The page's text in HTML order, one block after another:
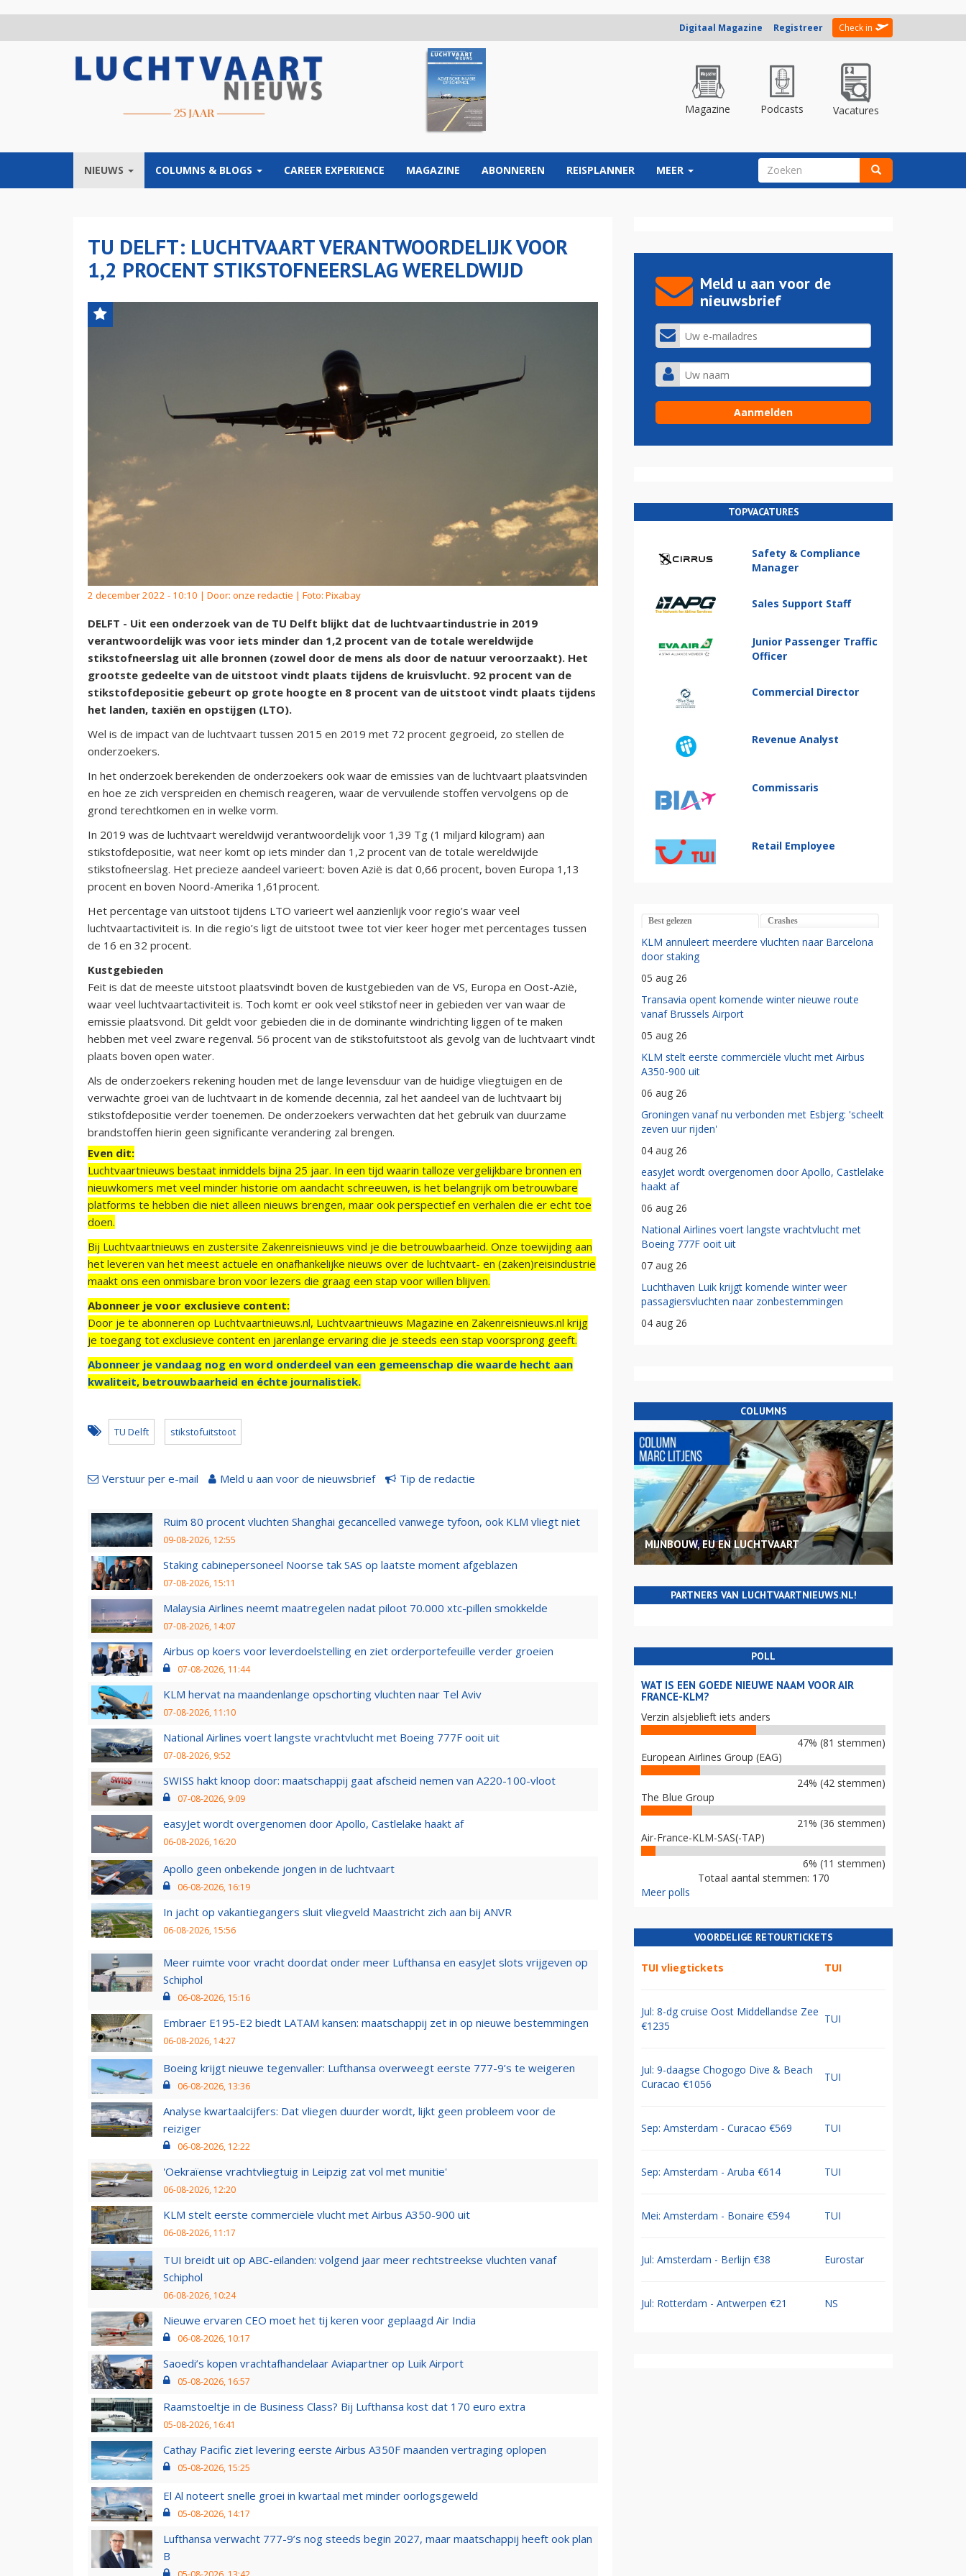
Digitaal Magazine Registreer Check in
Magazine Podcasts Vacatures
NIEUWS COLUMNS & BLOGS CAREER EXPERIENCE MAGAZINE ABONNEREN REISPLANNER MEER ZOEKVELD
TU DELFT: LUCHTVAART VERANTWOORDELIJK VOOR
1,2 PROCENT STIKSTOFNEERSLAG WERELDWIJD
2 december 2022 - 10:10 | Door: onze redactie | Foto: Pixabay
DELFT - Uit een onderzoek van de TU Delft blijkt dat de luchtvaartindustrie in 2019
verantwoordelijk was voor iets minder dan 1,2 procent van de totale wereldwijde
stikstofneerslag uit alle bronnen (zowel door de mens als door de natuur veroorzaakt). Het
grootste gedeelte van de uitstoot vindt plaats tijdens de kruisvlucht. 92 procent van de
stikstofdepositie gebeurt op grote hoogte en 8 procent van de uitstoot vindt plaats tijdens
het landen, taxiën en opstijgen (LTO).
Wel is de impact van de luchtvaart tussen 2015 en 2019 met 72 procent gegroeid, zo stellen de
onderzoekers.
In het onderzoek berekenden de onderzoekers ook waar de emissies van de luchtvaart plaatsvinden
en hoe ze zich verspreiden en chemisch reageren, waar de vervuilende stoffen vervolgens op de
grond terechtkomen en in welke vorm.
In 2019 was de luchtvaart wereldwijd verantwoordelijk voor 1,39 Tg (1 miljard kilogram) aan
stikstofdepositie, wat neer komt op iets minder dan 1,2 procent van de totale wereldwijde
stikstofneerslag. Het precieze aandeel varieert: boven Azië is dat 0,66 procent, boven Europa 1,13
procent en boven Noord-Amerika 1,61procent.
Het percentage van uitstoot tijdens LTO varieert wel aanzienlijk voor regio’s waar veel
luchtvaartactiviteit is. In die regio’s ligt de uitstoot twee tot vier keer hoger met percentages tussen
de 16 en 32 procent.
Kustgebieden
Feit is dat de meeste uitstoot plaatsvindt boven de kustgebieden van de VS, Europa en Oost-Azië,
waar veel luchtvaartactiviteit is. Toch komt er ook veel stikstof neer in gebieden ver van waar de
emissie plaatsvond. Dit geldt voor gebieden die in de dominante windrichting liggen of te maken
hebben met veel zware regenval. 56 procent van de stikstofuitstoot als gevolg van de luchtvaart vindt
plaats boven open water.
Als de onderzoekers rekening houden met de lange levensduur van de huidige vliegtuigen en de
verwachte groei van de luchtvaart in de komende decennia, zal het aandeel van de luchtvaart bij
stikstofdepositie verder toenemen. De onderzoekers verwachten dat het gebruik van duurzame
brandstoffen hierin geen significante verandering zal brengen.
Even dit:
Luchtvaartnieuws bestaat inmiddels bijna 25 jaar. In een tijd waarin talloze vergelijkbare bronnen en
nieuwkomers met veel minder historie om aandacht schreeuwen, is het belangrijk om betrouwbare
platforms te hebben die niet alleen nieuws brengen, maar ook perspectief en verhalen die er echt toe
doen.
Bij Luchtvaartnieuws en zustersite Zakenreisnieuws vind je die betrouwbaarheid. Onze toewijding aan
het leveren van het meest actuele en onafhankelijke nieuws over de luchtvaart- en (zaken)reisindustrie
maakt ons een onmisbare bron voor lezers die graag een stap voor willen blijven.
Abonneer je voor exclusieve content:
Door je te abonneren op Luchtvaartnieuws.nl, Luchtvaartnieuws Magazine en Zakenreisnieuws.nl krijg
je toegang tot exclusieve content en jarenlange ervaring die je steeds een stap voorsprong geeft.
Abonneer je vandaag nog en word onderdeel van een gemeenschap die waarde hecht aan
kwaliteit, betrouwbaarheid en échte journalistiek.
TU Delft stikstofuitstoot
Verstuur per e-mail Meld u aan voor de nieuwsbrief Tip de redactie
Ruim 80 procent vluchten Shanghai gecancelled vanwege tyfoon, ook KLM vliegt niet
09-08-2026, 12:55
Staking cabinepersoneel Noorse tak SAS op laatste moment afgeblazen
07-08-2026, 15:11
Malaysia Airlines neemt maatregelen nadat piloot 70.000 xtc-pillen smokkelde
07-08-2026, 14:07
Airbus op koers voor leverdoelstelling en ziet orderportefeuille verder groeien
07-08-2026, 11:44
KLM hervat na maandenlange opschorting vluchten naar Tel Aviv
07-08-2026, 11:10
National Airlines voert langste vrachtvlucht met Boeing 777F ooit uit
07-08-2026, 9:52
SWISS hakt knoop door: maatschappij gaat afscheid nemen van A220-100-vloot
07-08-2026, 9:09
easyJet wordt overgenomen door Apollo, Castlelake haakt af
06-08-2026, 16:20
Apollo geen onbekende jongen in de luchtvaart
06-08-2026, 16:19
In jacht op vakantiegangers sluit vliegveld Maastricht zich aan bij ANVR
06-08-2026, 15:56
Meer ruimte voor vracht doordat onder meer Lufthansa en easyJet slots vrijgeven op
Schiphol
06-08-2026, 15:16
Embraer E195-E2 biedt LATAM kansen: maatschappij zet in op nieuwe bestemmingen
06-08-2026, 14:27
Boeing krijgt nieuwe tegenvaller: Lufthansa overweegt eerste 777-9’s te weigeren
06-08-2026, 13:36
Analyse kwartaalcijfers: Dat vliegen duurder wordt, lijkt geen probleem voor de
reiziger
06-08-2026, 12:22
'Oekraïense vrachtvliegtuig in Leipzig zat vol met munitie'
06-08-2026, 12:20
KLM stelt eerste commerciële vlucht met Airbus A350-900 uit
06-08-2026, 11:17
TUI breidt uit op ABC-eilanden: volgend jaar meer rechtstreekse vluchten vanaf
Schiphol
06-08-2026, 10:24
Nieuwe ervaren CEO moet het tij keren voor geplaagd Air India
06-08-2026, 10:17
Saoedi’s kopen vrachtafhandelaar Aviapartner op Luik Airport
05-08-2026, 16:57
Raamstoeltje in de Business Class? Bij Lufthansa kost dat 170 euro extra
05-08-2026, 16:41
Cathay Pacific ziet levering eerste Airbus A350F maanden vertraging oplopen
05-08-2026, 15:25
El Al noteert snelle groei in kwartaal met minder oorlogsgeweld
05-08-2026, 14:17
Lufthansa verwacht 777-9’s nog steeds begin 2027, maar maatschappij heeft ook plan
B
Meld u aan voor de
nieuwsbrief
TOPVACATURES
Safety & Compliance
Manager
Sales Support Staff
Junior Passenger Traffic
Officer
Commercial Director
Revenue Analyst
Commissaris
Retail Employee
Best gelezen Crashes
KLM annuleert meerdere vluchten naar Barcelona
door staking
05 aug 26
Transavia opent komende winter nieuwe route
vanaf Brussels Airport
05 aug 26
KLM stelt eerste commerciële vlucht met Airbus
A350-900 uit
06 aug 26
Groningen vanaf nu verbonden met Esbjerg: 'scheelt
zeven uur rijden'
04 aug 26
easyJet wordt overgenomen door Apollo, Castlelake
haakt af
06 aug 26
National Airlines voert langste vrachtvlucht met
Boeing 777F ooit uit
07 aug 26
Luchthaven Luik krijgt komende winter weer
passagiersvluchten naar zonbestemmingen
04 aug 26
COLUMNS
MIJNBOUW, EU EN LUCHTVAART
PARTNERS VAN LUCHTVAARTNIEUWS.NL!
POLL
WAT IS EEN GOEDE NIEUWE NAAM VOOR AIR
FRANCE-KLM?
Verzin alsjeblieft iets anders
47% (81 stemmen)
European Airlines Group (EAG)
24% (42 stemmen)
The Blue Group
21% (36 stemmen)
Air-France-KLM-SAS(-TAP)
6% (11 stemmen)
Totaal aantal stemmen: 170
Meer polls
VOORDELIGE RETOURTICKETS
TUI vliegtickets TUI
Jul: 8-dg cruise Oost Middellandse Zee
€1235
TUI
Jul: 9-daagse Chogogo Dive & Beach
Curacao €1056
TUI
Sep: Amsterdam - Curacao €569 TUI
Sep: Amsterdam - Aruba €614 TUI
Mei: Amsterdam - Bonaire €594 TUI
Jul: Amsterdam - Berlijn €38 Eurostar
Jul: Rotterdam - Antwerpen €21 NS